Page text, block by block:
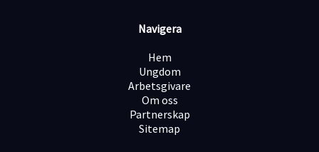
den senaste hårdvaran eller att fixa fakturastrulet. Det
störningsmoment så att våra kunder kan fokusera på
Ge kundservice i världsklass: Du möter kunderna där de
är, och skapa en upplevelse som överträffar
Navigera
Hem
Ungdom
Arbetsgivare
Om oss
Partnerskap
Sitemap